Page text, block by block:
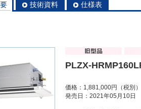
技術資料 仕様表
PLZX-
価格：1,881,000円（税別）
発売日：2021年05月10日